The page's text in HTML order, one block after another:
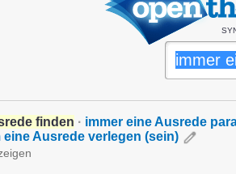
finden · immer eine Ausrede
eine Ausrede verlegen (sein)